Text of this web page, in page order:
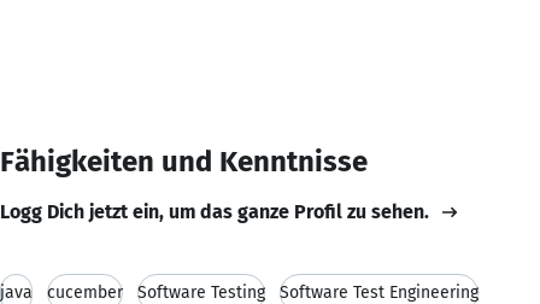
Fähigkeiten und Kenntnisse
Logg Dich jetzt ein, um das ganze Profil zu sehen.
java cucember Software Testing Software Test Engineering